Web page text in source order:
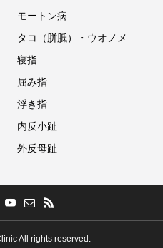
モートン病
タコ（胼胝）・ウオノメ
寝指
屈み指
浮き指
内反小趾
外反母趾
All rights reserved.